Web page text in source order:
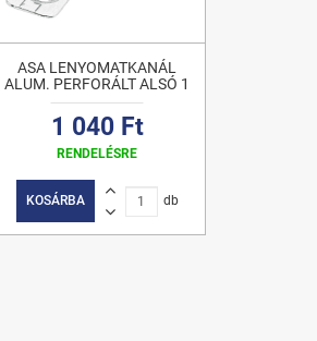
ASA LENYOMATKANÁL
ALUM. PERFORÁLT ALSÓ 1
1 040 Ft
RENDELÉSRE
KOSÁRBA db